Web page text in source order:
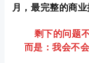
月，最完整的商业
剩下的问题
而是：我会不